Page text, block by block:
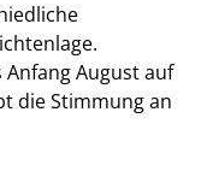
Anfang August auf
die Stimmung an